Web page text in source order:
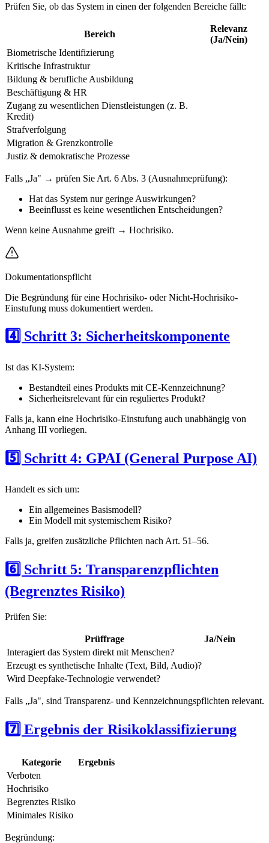
Prüfen Sie, ob das System in einen der folgenden Bereiche fällt:
Bereich
Relevanz
(Ja/Nein)
Biometrische Identifizierung
Kritische Infrastruktur
Bildung & berufliche Ausbildung
Beschäftigung & HR
Zugang zu wesentlichen Dienstleistungen (z. B.
Kredit)
Strafverfolgung
Migration & Grenzkontrolle
Justiz & demokratische Prozesse
Falls „Ja" → prüfen Sie Art. 6 Abs. 3 (Ausnahmeprüfung):
Hat das System nur geringe Auswirkungen?
Beeinflusst es keine wesentlichen Entscheidungen?
Wenn keine Ausnahme greift → Hochrisiko.
Dokumentationspflicht
Die Begründung für eine Hochrisiko- oder Nicht-Hochrisiko-
Einstufung muss dokumentiert werden.
4️⃣ Schritt 3: Sicherheitskomponente
Ist das KI-System:
Bestandteil eines Produkts mit CE-Kennzeichnung?
Sicherheitsrelevant für ein reguliertes Produkt?
Falls ja, kann eine Hochrisiko-Einstufung auch unabhängig von
Anhang III vorliegen.
5️⃣ Schritt 4: GPAI (General Purpose AI)
Handelt es sich um:
Ein allgemeines Basismodell?
Ein Modell mit systemischem Risiko?
Falls ja, greifen zusätzliche Pflichten nach Art. 51–56.
6️⃣ Schritt 5: Transparenzpflichten
(Begrenztes Risiko)
Prüfen Sie:
Prüffrage
Ja/Nein
Interagiert das System direkt mit Menschen?
Erzeugt es synthetische Inhalte (Text, Bild, Audio)?
Wird Deepfake-Technologie verwendet?
Falls „Ja", sind Transparenz- und Kennzeichnungspflichten relevant.
7️⃣ Ergebnis der Risikoklassifizierung
Kategorie
Ergebnis
Verboten
Hochrisiko
Begrenztes Risiko
Minimales Risiko
Begründung: